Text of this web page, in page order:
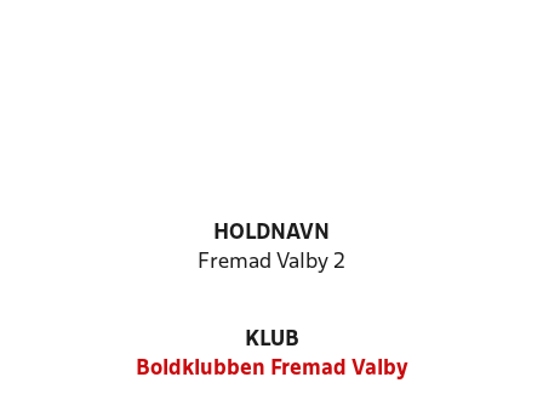
HOLDNAVN
Fremad Valby 2
KLUB
Boldklubben Fremad Valby